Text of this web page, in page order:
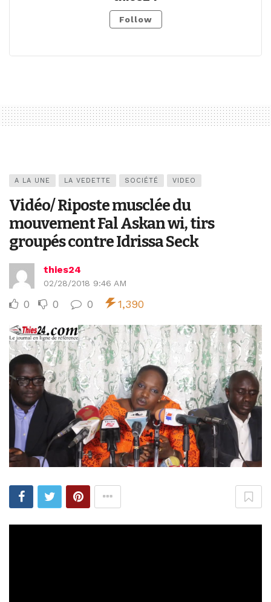
Follow
A LA UNE LA VEDETTE SOCIÉTÉ VIDEO
Vidéo/ Riposte musclée du
mouvement Fal Askan wi, tirs
groupés contre Idrissa Seck
thies24
02/28/2018 9:46 AM
0 0 0 1,390